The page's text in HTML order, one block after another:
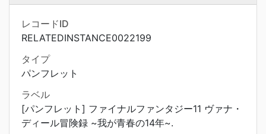
レコードID
RELATEDINSTANCE0022199
タイプ
パンフレット
ラベル
[パンフレット] ファイナルファンタジー11 ヴァナ・
ディール冒険録 ~我が青春の14年~.